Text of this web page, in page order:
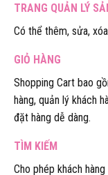
TRANG QUẢN LÝ
Có thể thêm, sửa,
GIỎ HÀNG
Shopping Cart bao
hàng, quản lý khách
đặt hàng dễ dàng.
TÌM KIẾM
Cho phép khách